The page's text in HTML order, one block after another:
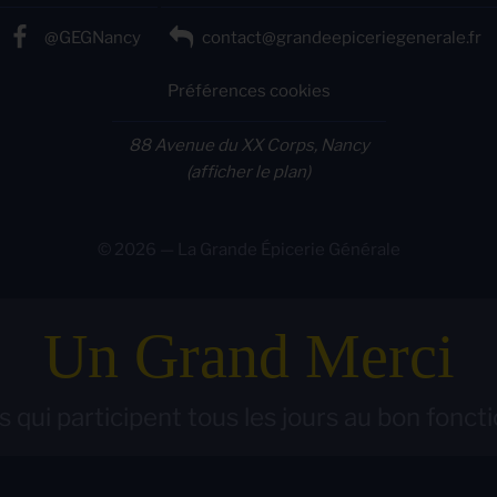
@GEGNancy contact@grandeepiceriegenerale.fr
Préférences cookies
88 Avenue du XX Corps, Nancy
(afficher le plan)
Un Grand Merci